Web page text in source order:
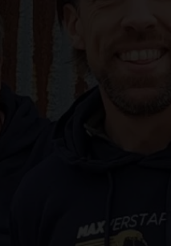
GRAND PRIX RADIO